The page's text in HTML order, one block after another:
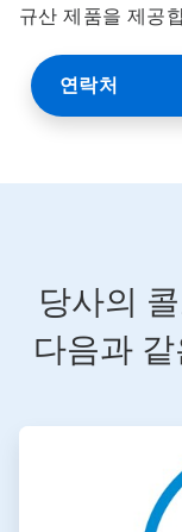
규산 제품을 제공
연락처
당사의
다음과